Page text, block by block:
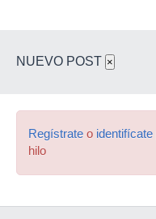
NUEVO POST ×
Regístrate o identifícate
hilo